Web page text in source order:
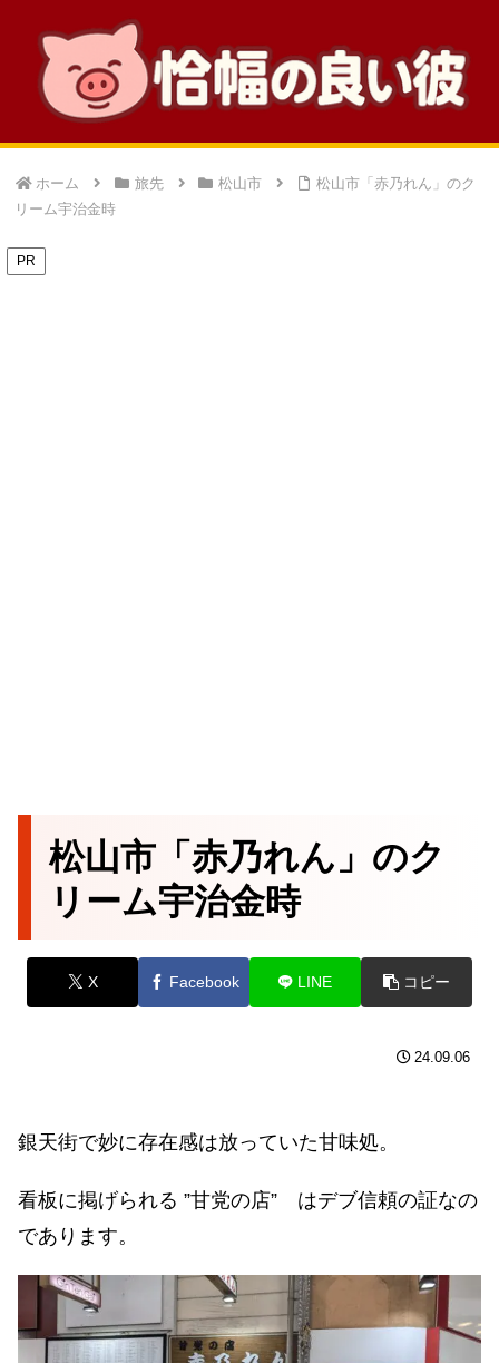
ホーム 旅先 松山市
松山市「赤乃れん」のク
リーム宇治金時
PR
松山市「赤乃れん」のク
リーム宇治金時
X Facebook LINE コピー
24.09.06
銀天街で妙に存在感は放っていた甘味処。
看板に掲げられる ”甘党の店” はデブ信頼の証なの
であります。